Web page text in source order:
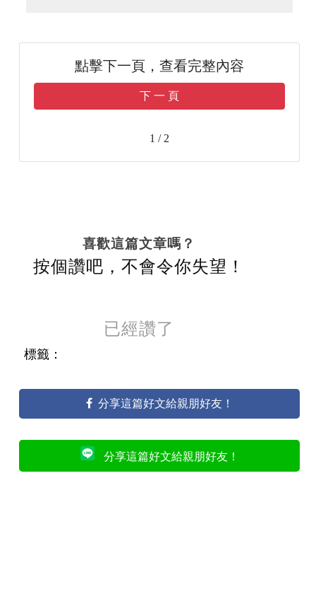
點擊下一頁，查看完整內容
下 一 頁
1 / 2
喜歡這篇文章嗎？
按個讚吧，不會令你失望！
已經讚了
標籤：
分享這篇好文給親朋好友！
分享這篇好文給親朋好友！